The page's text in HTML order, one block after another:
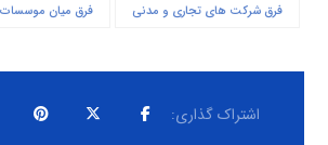
فرق شرکت های تجاری و مدنی فرق میان